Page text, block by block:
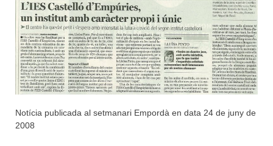
Notícia publicada al setmanari Empordà en data 24 de juny de
2008